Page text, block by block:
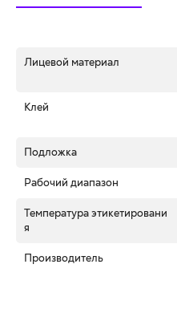
Лицевой материал
Клей
Подложка
Рабочий диапазон
Температура этикетировани
я
Производитель